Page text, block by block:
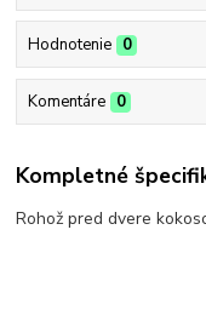
Hodnotenie 0
Komentáre 0
Kompletné
Rohož pred dvere